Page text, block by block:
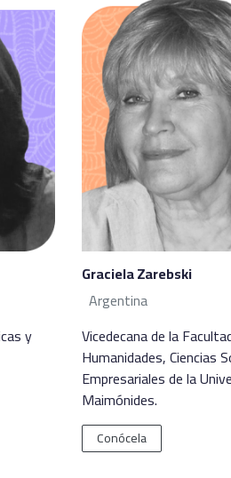
y
Graciela Zarebski
Argentina
Vicedecana de la
Humanidades, Ciencias
Empresariales de la
Maimónides.
Conócela